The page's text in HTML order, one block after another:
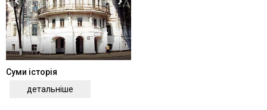
Суми історія
детальніше